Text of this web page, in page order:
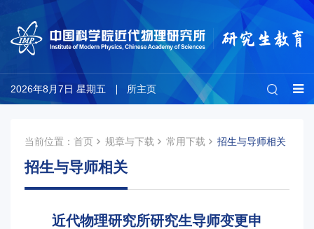
所主页
2026年8月7日 星期五
当前位置： 首页 规章与下载 常用下载 招生与导师相关
招生与导师相关
近代物理研究所研究生导师变更申